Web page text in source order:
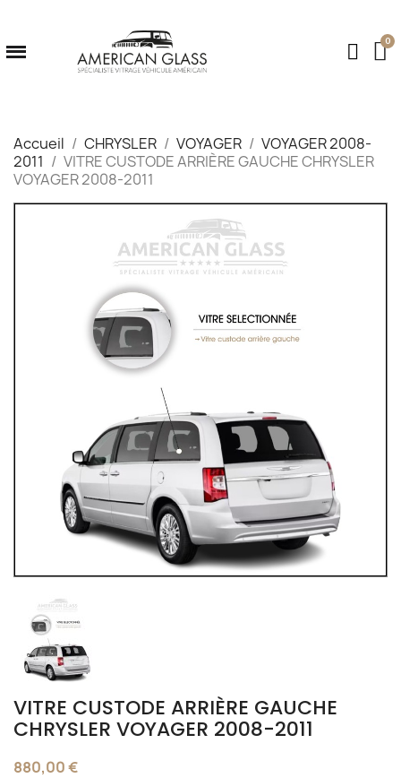
Accueil CHRYSLER VOYAGER
VOYAGER 2008-
2011
VITRE CUSTODE ARRIÈRE GAUCHE CHRYSLER
VOYAGER 2008-2011
VITRE CUSTODE ARRIÈRE GAUCHE
CHRYSLER VOYAGER 2008-2011
880,00 €